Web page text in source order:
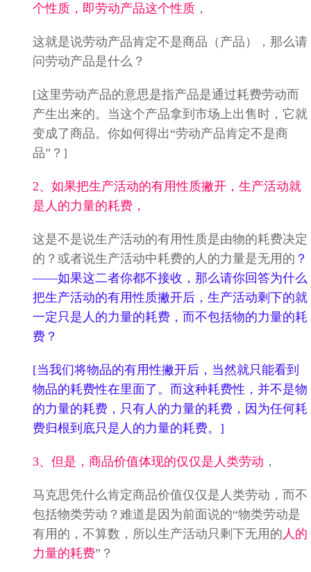
个性质，即劳动产品这个性质 ，
这就是说劳动产品肯定不是商品（产品），那么请
问劳动产品是什么？
[这里劳动产品的意思是指产品是通过耗费劳动而
产生出来的。当这个产品拿到市场上出售时，它就
变成了商品。你如何得出“劳动产品肯定不是商
品”？]
2、如果把生产活动的有用性质撇开，生产活动就
是人的力量的耗费，
这是不是说生产活动的有用性质是由物的耗费决定
的？或者说生产活动中耗费的人的力量是无用的 ？
——如果这二者你都不接收，那么请你回答为什么
把生产活动的有用性质撇开后，生产活动剩下的就
一定只是人的力量的耗费，而不包括物的力量的耗
费？
[当我们将物品的有用性撇开后，当然就只能看到
物品的耗费性在里面了。而这种耗费性，并不是物
的力量的耗费，只有人的力量的耗费，因为任何耗
费归根到底只是人的力量的耗费。]
3、但是，商品价值体现的仅仅是人类劳动 ，
马克思凭什么肯定商品价值仅仅是人类劳动，而不
包括物类劳动？难道是因为前面说的“物类劳动是
有用的，不算数，所以生产活动只剩下无用的 人的
力量的耗费”？